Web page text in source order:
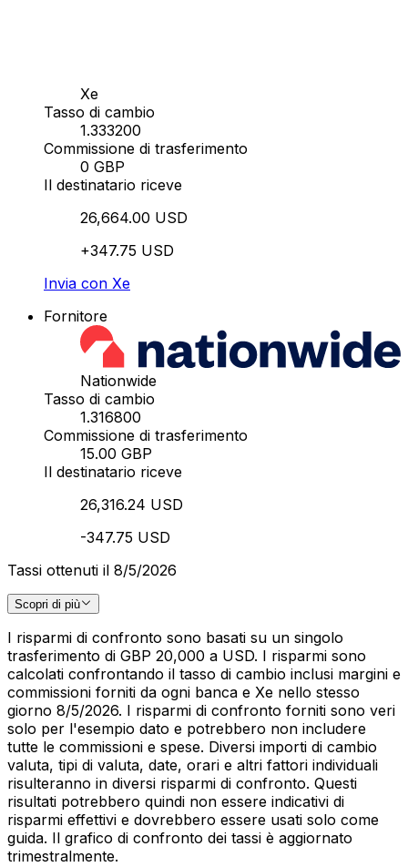
Xe
Tasso di cambio
1.333200
Commissione di trasferimento
0 GBP
Il destinatario riceve
26,664.00 USD
+347.75 USD
Invia con Xe
Fornitore
Nationwide
Tasso di cambio
1.316800
Commissione di trasferimento
15.00 GBP
Il destinatario riceve
26,316.24 USD
-347.75 USD
Tassi ottenuti il 8/5/2026
Scopri di più
I risparmi di confronto sono basati su un singolo
trasferimento di GBP 20,000 a USD. I risparmi sono
calcolati confrontando il tasso di cambio inclusi margini e
commissioni forniti da ogni banca e Xe nello stesso
giorno 8/5/2026. I risparmi di confronto forniti sono veri
solo per l'esempio dato e potrebbero non includere
tutte le commissioni e spese. Diversi importi di cambio
valuta, tipi di valuta, date, orari e altri fattori individuali
risulteranno in diversi risparmi di confronto. Questi
risultati potrebbero quindi non essere indicativi di
risparmi effettivi e dovrebbero essere usati solo come
guida. Il grafico di confronto dei tassi è aggiornato
trimestralmente.